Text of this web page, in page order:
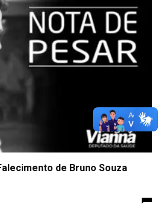
de Bruno Souza